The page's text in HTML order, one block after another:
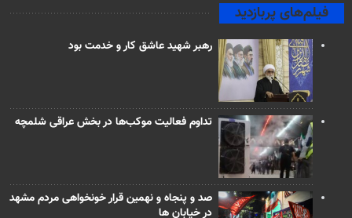
فیلم‌های پربازدید
رهبر شهید عاشق کار و خدمت بود
تداوم فعالیت موکب‌ها در بخش عراقی شلمچه
صد و پنجاه و نهمین قرار خونخواهی مردم مشهد
در خیابان ها